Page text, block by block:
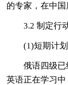
的专家，在中国
3.2 制定行
(1)短期计划
俄语四级已经
英语正在学习